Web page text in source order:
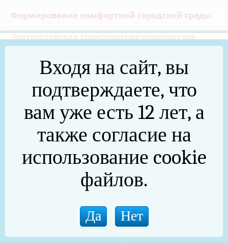
Формирование комфортной городской среды
Златоустовская транспортная прокуратура
Реальные дела (архив)
Национальные проекты
75 лет Победы в Великой Отечественной войне
(архив)
Новости прокуратуры
Входя на сайт, вы
подтверждаете, что
вам уже есть 12 лет, а
также согласие на
использование cookie
файлов.